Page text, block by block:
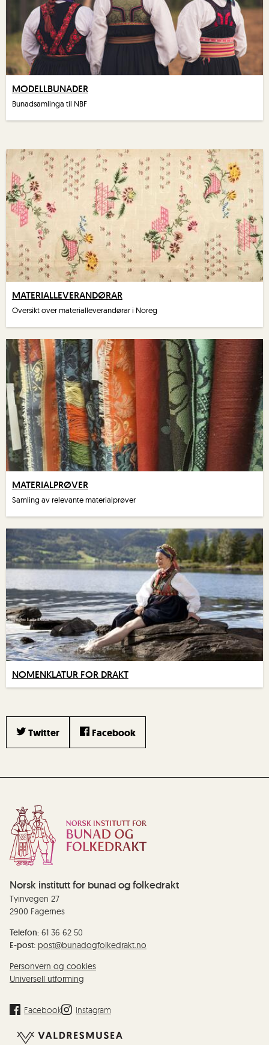
MODELLBUNADER
Bunadsamlinga til NBF
MATERIALLEVERANDØRAR
Oversikt over materialleverandørar i Noreg
MATERIALPRØVER
Samling av relevante materialprøver
NOMENKLATUR FOR DRAKT
Twitter Facebook
Norsk institutt for bunad og folkedrakt
Tyinvegen 27
2900 Fagernes
Telefon: 61 36 62 50
E-post: post@bunadogfolkedrakt.no
Personvern og cookies
Universell utforming
Facebook Instagram